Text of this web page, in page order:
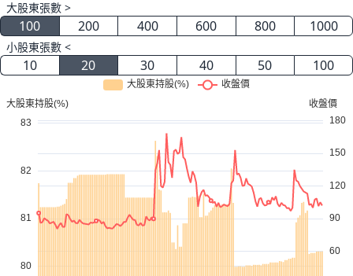
大股東張數 >
100 200 400 600 800 1000
小股東張數 <
10 20 30 40 50 100